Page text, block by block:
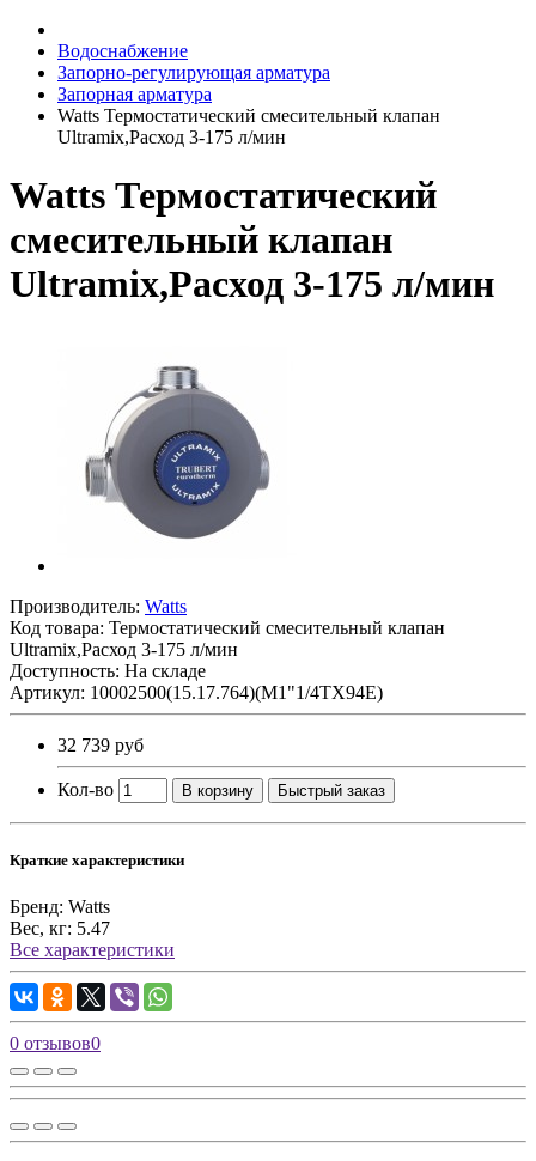
Водоснабжение
Запорно-регулирующая арматура
Запорная арматура
Watts Термостатический смесительный клапан
Ultramix,Расход 3-175 л/мин
Watts Термостатический
смесительный клапан
Ultramix,Расход 3-175 л/мин
Производитель: Watts
Код товара: Термостатический смесительный клапан
Ultramix,Расход 3-175 л/мин
Доступность: На складе
Артикул: 10002500(15.17.764)(M1"1/4TX94E)
32 739 руб
Кол-во В корзину Быстрый заказ
Краткие характеристики
Бренд: Watts
Вес, кг: 5.47
Все характеристики
0 отзывов0